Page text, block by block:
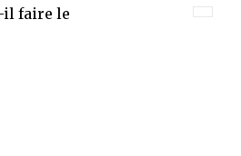
il faire le